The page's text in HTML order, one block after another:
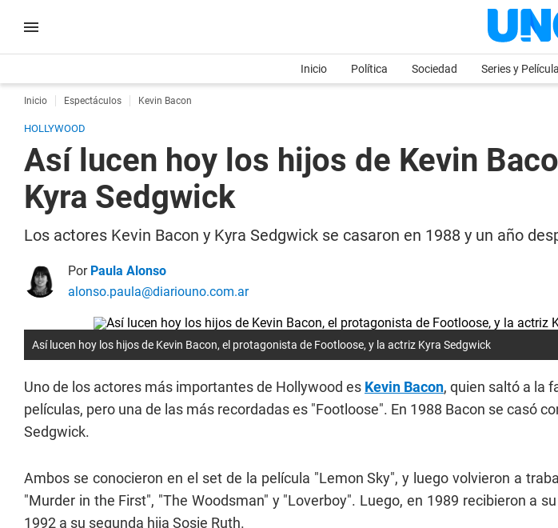
Inicio Política Sociedad Series y
Inicio Espectáculos Kevin Bacon
HOLLYWOOD
Así lucen hoy los hijos de Kevin
Kyra Sedgwick
Los actores Kevin Bacon y Kyra Sedgwick se casaron en 1988 y un año
Por Paula Alonso
alonso.paula@diariouno.com.ar
Así lucen hoy los hijos de Kevin Bacon, el protagonista de Footloose, y la actriz Kyra Sedgwick
Uno de los actores más importantes de Hollywood es Kevin Bacon, quien saltó a la
películas, pero una de las más recordadas es "Footloose". En 1988 Bacon se casó
Sedgwick.
Ambos se conocieron en el set de la película "Lemon Sky", y luego volvieron a
"Murder in the First", "The Woodsman" y "Loverboy". Luego, en 1989 recibieron a
1992 a su segunda hija Sosie Ruth.